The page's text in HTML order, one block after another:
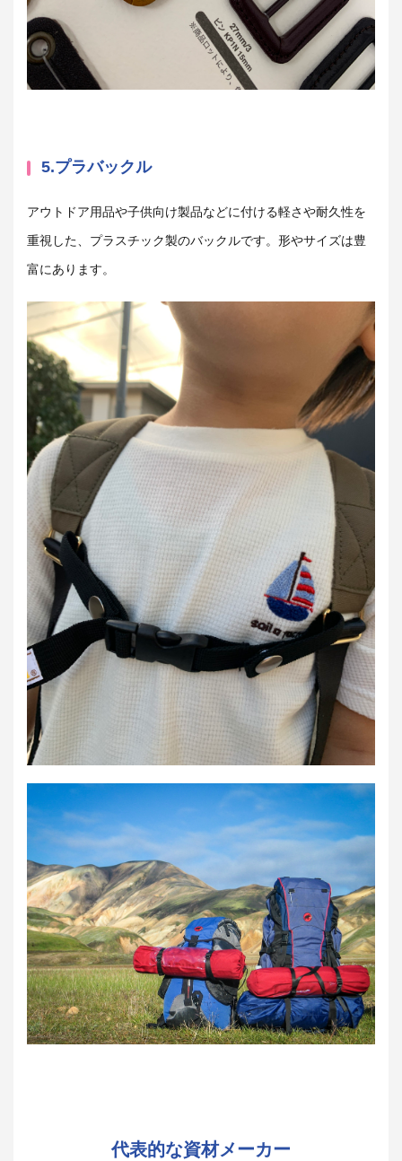
5.プラバックル
アウトドア用品や子供向け製品などに付ける軽さや耐久性を
重視した、プラスチック製のバックルです。形やサイズは豊
富にあります。
代表的な資材メーカー